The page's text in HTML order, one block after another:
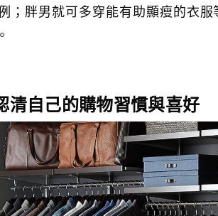
；胖男就可多穿能有助顯瘦的衣服
清自己的購物習慣與喜好